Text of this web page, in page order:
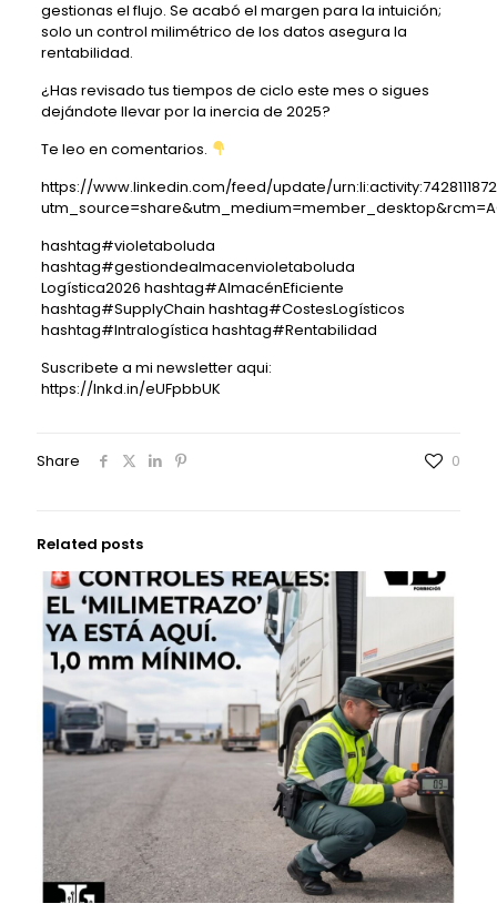
gestionas el flujo. Se acabó el margen para la intuición;
solo un control milimétrico de los datos asegura la
rentabilidad.
¿Has revisado tus tiempos de ciclo este mes o sigues
dejándote llevar por la inercia de 2025?
Te leo en comentarios.
https://www.linkedin.com/feed/update/
hashtag#violetaboluda
hashtag#gestiondealmacenvioletaboluda
Logística2026 hashtag#AlmacénEficiente
hashtag#SupplyChain hashtag#CostesLogísticos
hashtag#Intralogística hashtag#Rentabilidad
Suscribete a mi newsletter aqui:
https://lnkd.in/eUFpbbUK
Share 0
Related posts